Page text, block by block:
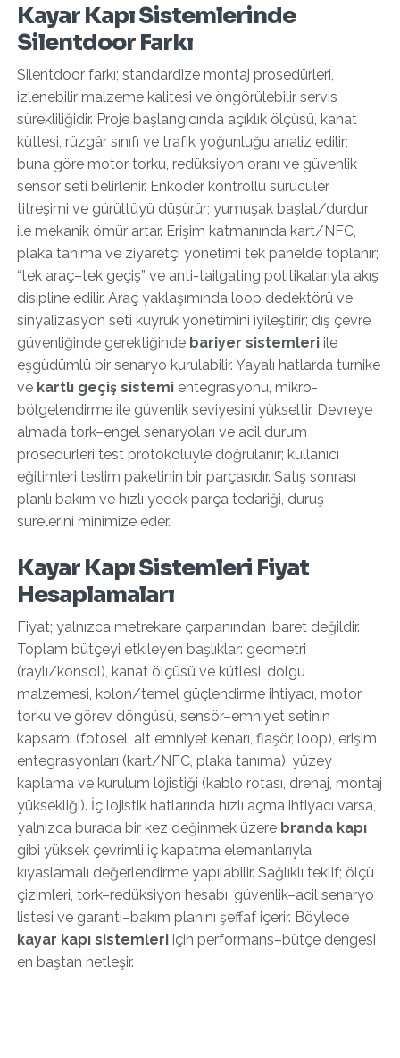
Kayar Kapı Sistemlerinde
Silentdoor Farkı
Silentdoor farkı; standardize montaj prosedürleri,
izlenebilir malzeme kalitesi ve öngörülebilir servis
sürekliliğidir. Proje başlangıcında açıklık ölçüsü, kanat
kütlesi, rüzgâr sınıfı ve trafik yoğunluğu analiz edilir;
buna göre motor torku, redüksiyon oranı ve güvenlik
sensör seti belirlenir. Enkoder kontrollü sürücüler
titreşimi ve gürültüyü düşürür; yumuşak başlat/durdur
ile mekanik ömür artar. Erişim katmanında kart/NFC,
plaka tanıma ve ziyaretçi yönetimi tek panelde toplanır;
“tek araç–tek geçiş” ve anti-tailgating politikalarıyla akış
disipline edilir. Araç yaklaşımında loop dedektörü ve
sinyalizasyon seti kuyruk yönetimini iyileştirir; dış çevre
güvenliğinde gerektiğinde bariyer sistemleri ile
eşgüdümlü bir senaryo kurulabilir. Yayalı hatlarda turnike
ve kartlı geçiş sistemi entegrasyonu, mikro-
bölgelendirme ile güvenlik seviyesini yükseltir. Devreye
almada tork–engel senaryoları ve acil durum
prosedürleri test protokolüyle doğrulanır; kullanıcı
eğitimleri teslim paketinin bir parçasıdır. Satış sonrası
planlı bakım ve hızlı yedek parça tedariği, duruş
sürelerini minimize eder.
Kayar Kapı Sistemleri Fiyat
Hesaplamaları
Fiyat; yalnızca metrekare çarpanından ibaret değildir.
Toplam bütçeyi etkileyen başlıklar: geometri
(raylı/konsol), kanat ölçüsü ve kütlesi, dolgu
malzemesi, kolon/temel güçlendirme ihtiyacı, motor
torku ve görev döngüsü, sensör–emniyet setinin
kapsamı (fotosel, alt emniyet kenarı, flaşör, loop), erişim
entegrasyonları (kart/NFC, plaka tanıma), yüzey
kaplama ve kurulum lojistiği (kablo rotası, drenaj, montaj
yüksekliği). İç lojistik hatlarında hızlı açma ihtiyacı varsa,
yalnızca burada bir kez değinmek üzere branda kapı
gibi yüksek çevrimli iç kapatma elemanlarıyla
kıyaslamalı değerlendirme yapılabilir. Sağlıklı teklif; ölçü
çizimleri, tork–redüksiyon hesabı, güvenlik–acil senaryo
listesi ve garanti–bakım planını şeffaf içerir. Böylece
kayar kapı sistemleri için performans–bütçe dengesi
en baştan netleşir.